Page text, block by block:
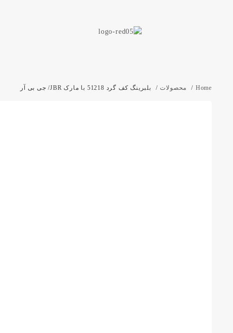
Home محصولات بلبرینگ کف گرد 51218 با مارک JBR/ جی بی آر